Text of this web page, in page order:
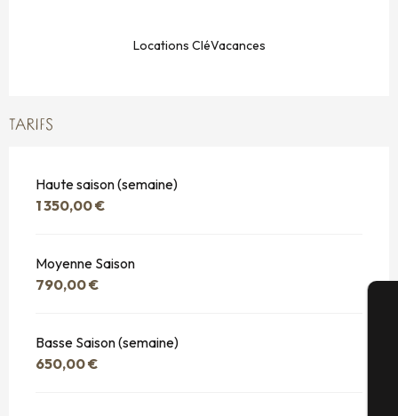
Locations CléVacances
TARIFS
Haute saison (semaine)
1 350,00 €
Moyenne Saison
790,00 €
Basse Saison (semaine)
650,00 €